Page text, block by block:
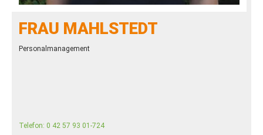
FRAU MAHLSTEDT
Personalmanagement
Telefon: 0 42 57 93 01-724